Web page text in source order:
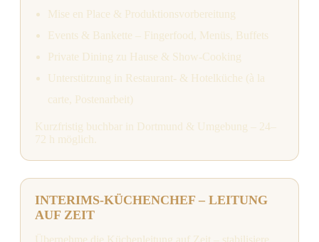
Mise en Place & Produktionsvorbereitung
Events & Bankette – Fingerfood, Menüs, Buffets
Private Dining zu Hause & Show-Cooking
Unterstützung in Restaurant- & Hotelküche (à la
carte, Postenarbeit)
Kurzfristig buchbar in Dortmund & Umgebung – 24–
72 h möglich.
INTERIMS-KÜCHENCHEF – LEITUNG
AUF ZEIT